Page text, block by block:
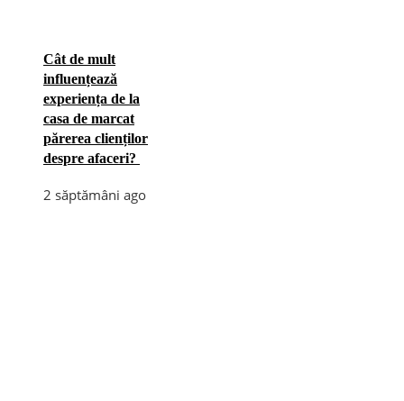
Cât de mult
influențează
experiența de la
casa de marcat
părerea clienților
despre afaceri?
2 săptămâni ago